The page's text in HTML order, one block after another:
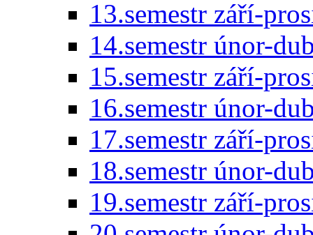
13.semestr září-
14.semestr únor-
15.semestr září-
16.semestr únor-
17.semestr září-
18.semestr únor-
19.semestr září-